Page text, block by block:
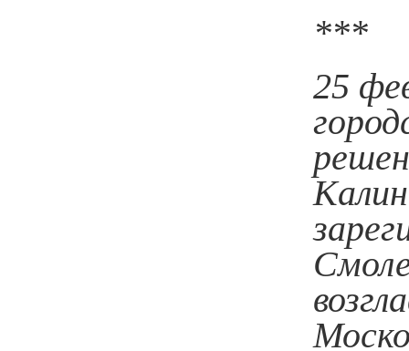
***
25